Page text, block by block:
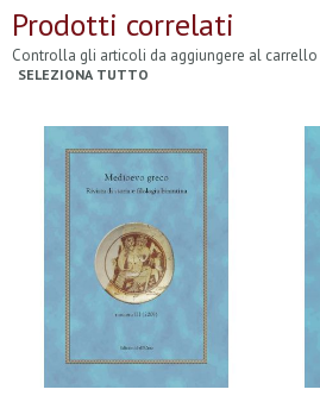
Prodotti correlati
Controlla gli articoli da aggiungere al carrello
SELEZIONA TUTTO